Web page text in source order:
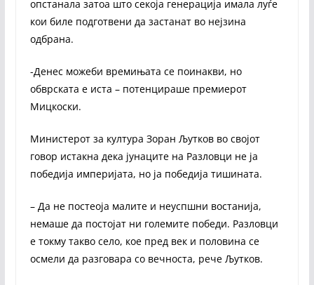
опстанала затоа што секоја генерација имала луѓе
кои биле подготвени да застанат во нејзина
одбрана.
-Денес можеби времињата се поинакви, но
обврската е иста – потенцираше премиерот
Мицкоски.
Министерот за култура Зоран Љутков во својот
говор истакна дека јунаците на Разловци не ја
победија империјата, но ја победија тишината.
– Да не постеоја малите и неуспшни востанија,
немаше да постојат ни големите победи. Разловци
е токму такво село, кое пред век и половина се
осмели да разговара со вечноста, рече Љутков.